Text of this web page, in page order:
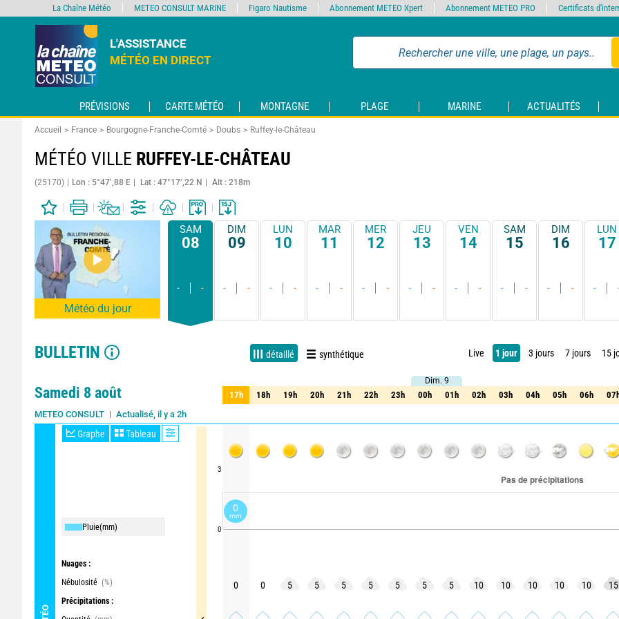
L'ASSISTANCE
MÉTÉO EN DIRECT
PRÉVISIONS CARTE MÉTÉO MONTAGNE PLAGE MARINE ACTUALITÉS
Accueil France Bourgogne-Franche-Comté Doubs Ruffey-le-Château
MÉTÉO VILLE RUFFEY-LE-CHÂTEAU
(25170) Lon : 5°47’,88 E Lat : 47°17’,22 N Alt : 218m
Météo du jour
SAM
08
- -
DIM
09
- -
LUN
10
- -
MAR
11
- -
MER
12
- -
JEU
13
- -
VEN
14
- -
SAM
15
- -
DIM
16
- -
LUN
17
-
BULLETIN détaillé synthétique Live 1 jour 3 jours 7 jours 15
Samedi 8 août
METEO CONSULT Actualisé, il y a 2h
Graphe Tableau
Pluie(mm)
Nuages :
Nébulosité (%)
Précipitations :
3
0
Dim. 9
17h 18h 19h 20h 21h 22h 23h 00h 01h 02h 03h 04h 05h 06h
Dim. 9
17h 18h 19h 20h 21h 22h 23h 00h 01h 02h 03h 04h 05h 06h 07h
0 0 5 5 5 5 5 5 5 10 10 10 10 10 15
La Chaîne Météo METEO CONSULT MARINE Figaro Nautisme Abonnement METEO Xpert Abonnement METEO PRO Certificats
0
mm